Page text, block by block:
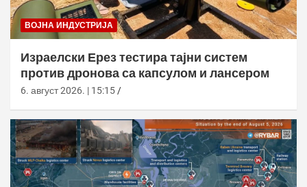
ВОЈНА ИНДУСТРИЈА
Израелски Ерез тестира тајни систем
против дронова са капсулом и лансером
6. август 2026. | 15:15